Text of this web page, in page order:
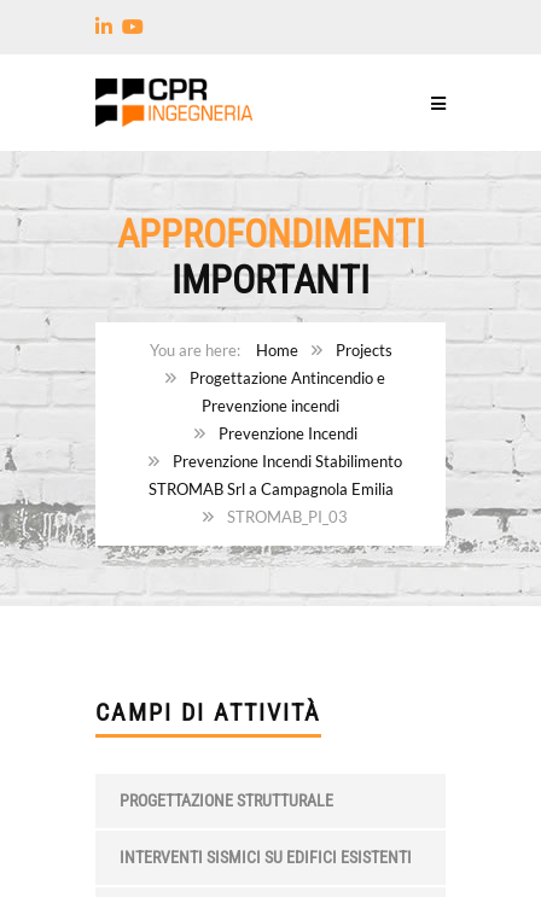
APPROFONDIMENTI
IMPORTANTI
Home
Projects
Progettazione Antincendio e
Prevenzione incendi
Prevenzione Incendi
Prevenzione Incendi Stabilimento
STROMAB Srl a Campagnola Emilia
STROMAB_PI_03
CAMPI DI ATTIVITÀ
PROGETTAZIONE STRUTTURALE
INTERVENTI SISMICI SU EDIFICI ESISTENTI